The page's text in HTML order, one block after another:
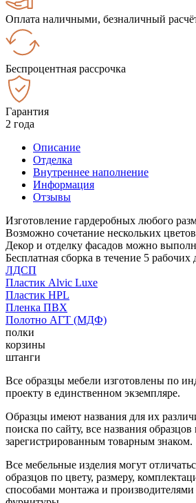
Оплата наличными, безналичный
Беспроцентная рассрочка
Гарантия
2 года
Описание
Отделка
Внутреннее наполнение
Информация
Отзывы
Изготовление гардеробных любого
Возможно сочетание нескольких
Декор и отделку фасадов можно
Бесплатная сборка в течение 5 рабочих
ЛДСП
Пластик Alvic Luxe
Пластик HPL
Пленка ПВХ
Полотно АГТ (МДФ)
полки
корзины
штанги
Все образцы мебели изготовлены по
проекту в единственном экземпляре.
Образцы имеют названия для их
поиска по сайту, все названия образцов
зарегистрированным товарным знаком.
Все мебельные изделия могут
образцов по цвету, размеру,
способами монтажа и